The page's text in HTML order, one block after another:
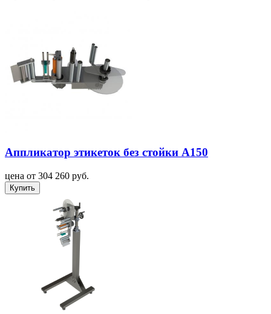
Аппликатор этикеток без стойки А150
цена от 304 260 руб.
Купить